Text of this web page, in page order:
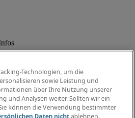
Technologien, um die
sowie Leistung und
über Ihre Nutzung unserer
und Analysen weiter. Sollten wir ein
können die Verwendung bestimmter